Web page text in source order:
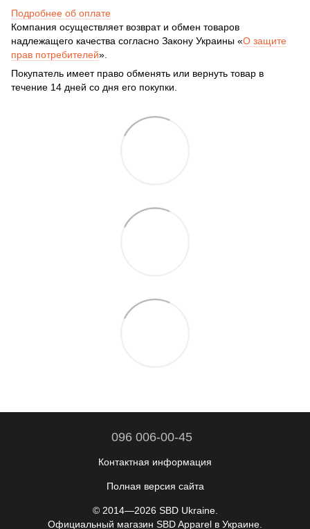
Подробнее об оплате
Компания осуществляет возврат и обмен товаров
надлежащего качества согласно Закону Украины «О защите
прав потребителей».
Покупатель имеет право обменять или вернуть товар в
течение 14 дней со дня его покупки.
096 006-00-45
Контактная информация
Полная версия сайта
© 2014—2026 SBD Ukraine.
Официальный магазин SBD Apparel в Украине.